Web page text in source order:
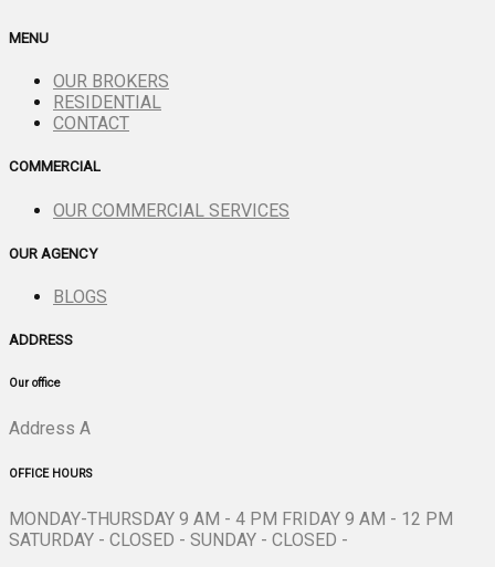
MENU
OUR BROKERS
RESIDENTIAL
CONTACT
COMMERCIAL
OUR COMMERCIAL SERVICES
OUR AGENCY
BLOGS
ADDRESS
Our office
Address A
OFFICE HOURS
MONDAY-THURSDAY 9 AM - 4 PM FRIDAY 9 AM - 12 PM
SATURDAY - CLOSED - SUNDAY - CLOSED -